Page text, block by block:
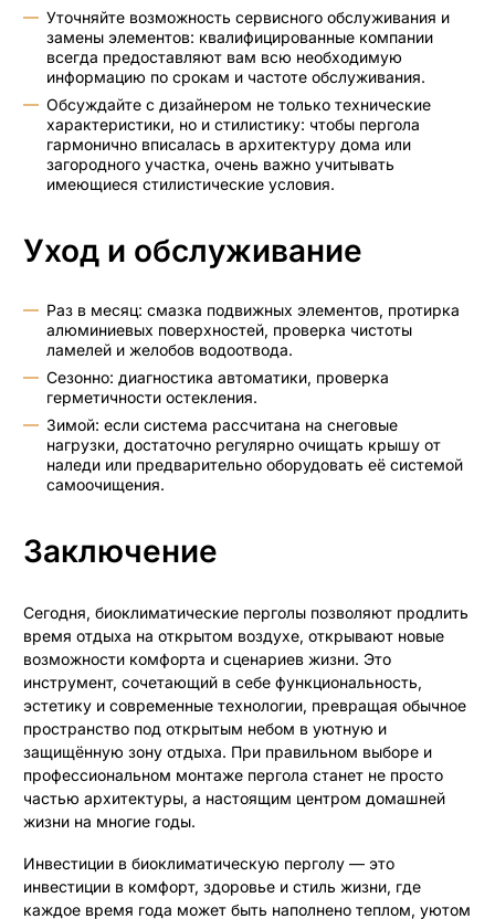
Уточняйте возможность сервисного обслуживания и
замены элементов: квалифицированные компании
всегда предоставляют вам всю необходимую
информацию по срокам и частоте обслуживания.
Обсуждайте с дизайнером не только технические
характеристики, но и стилистику: чтобы пергола
гармонично вписалась в архитектуру дома или
загородного участка, очень важно учитывать
имеющиеся стилистические условия.
Уход и обслуживание
Раз в месяц: смазка подвижных элементов, протирка
алюминиевых поверхностей, проверка чистоты
ламелей и желобов водоотвода.
Сезонно: диагностика автоматики, проверка
герметичности остекления.
Зимой: если система рассчитана на снеговые
нагрузки, достаточно регулярно очищать крышу от
наледи или предварительно оборудовать её системой
самоочищения.
Заключение
Сегодня, биоклиматические перголы позволяют продлить
время отдыха на открытом воздухе, открывают новые
возможности комфорта и сценариев жизни. Это
инструмент, сочетающий в себе функциональность,
эстетику и современные технологии, превращая обычное
пространство под открытым небом в уютную и
защищённую зону отдыха. При правильном выборе и
профессиональном монтаже пергола станет не просто
частью архитектуры, а настоящим центром домашней
жизни на многие годы.
Инвестиции в биоклиматическую перголу — это
инвестиции в комфорт, здоровье и стиль жизни, где
каждое время года может быть наполнено теплом, уютом